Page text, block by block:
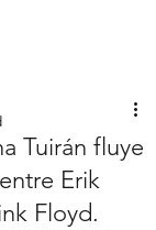
Tuirán fluye
Erik
Floyd.